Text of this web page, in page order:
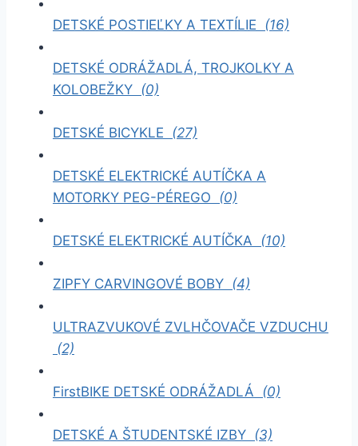
DETSKÉ POSTIEĽKY A TEXTÍLIE (16)
DETSKÉ ODRÁŽADLÁ, TROJKOLKY A
KOLOBEŽKY (0)
DETSKÉ BICYKLE (27)
DETSKÉ ELEKTRICKÉ AUTÍČKA A
MOTORKY PEG-PÉREGO (0)
DETSKÉ ELEKTRICKÉ AUTÍČKA (10)
ZIPFY CARVINGOVÉ BOBY (4)
ULTRAZVUKOVÉ ZVLHČOVAČE VZDUCHU
(2)
FirstBIKE DETSKÉ ODRÁŽADLÁ (0)
DETSKÉ A ŠTUDENTSKÉ IZBY (3)